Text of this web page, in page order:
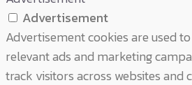
Advertisement
Advertisement cookies are used
relevant ads and marketing
track visitors across websites